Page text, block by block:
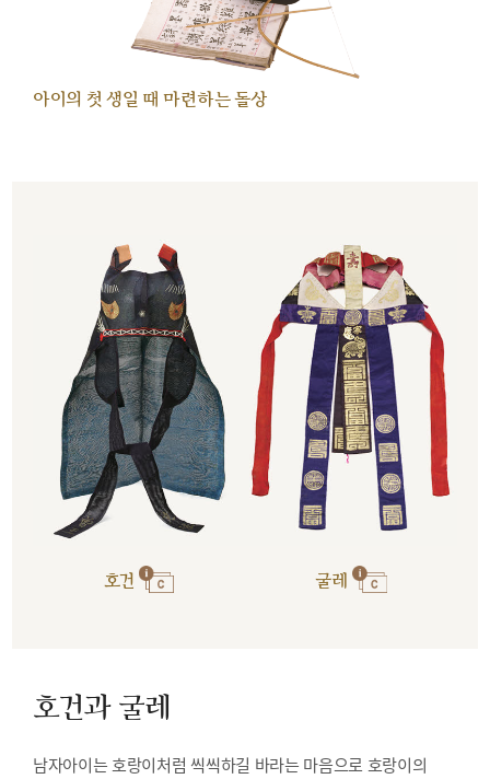
아이의 첫 생일 때 마련하는 돌상
호건 굴레
호건과 굴레
남자아이는 호랑이처럼 씩씩하길 바라는 마음으로 호랑이의